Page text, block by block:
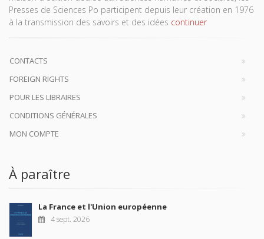
Presses de Sciences Po participent depuis leur création en 1976
à la transmission des savoirs et des idées continuer
CONTACTS
FOREIGN RIGHTS
POUR LES LIBRAIRES
CONDITIONS GÉNÉRALES
MON COMPTE
À paraître
La France et l'Union européenne
4 sept. 2026